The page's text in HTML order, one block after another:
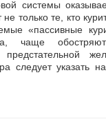
системы
только те, кто
«пассивные
чаще
следует указать